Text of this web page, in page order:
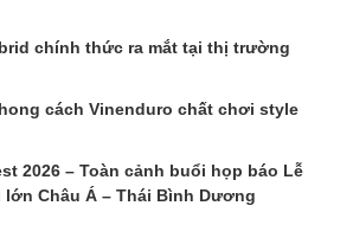
chính thức ra mắt tại thị trường
cách Vinenduro chất chơi style
2026 – Toàn cảnh buổi họp báo Lễ
Châu Á – Thái Bình Dương